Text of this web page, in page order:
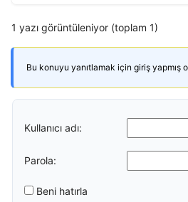
1 yazı görüntüleniyor (toplam 1)
Bu konuyu yanıtlamak için giriş yapmış
Kullanıcı adı:
Parola:
Beni hatırla